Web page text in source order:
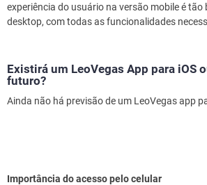
experiência do usuário na versão mobile é
desktop, com todas as funcionalidades
Existirá um LeoVegas App para iOS
futuro?
Ainda não há previsão de um LeoVegas app
Importância do acesso pelo celular